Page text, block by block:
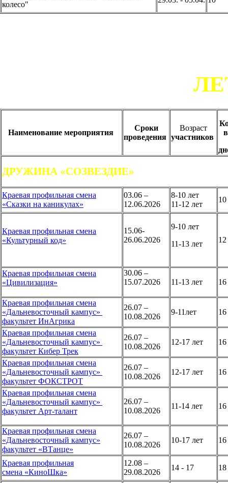
колесо"
Наименование мероприятия
Сроки
проведения
Возраст
участников
ДРУЖИНА «СОЗВЕЗДИЕ»
Краевая профильная смена
«Сказки на каникулах»
03.06 –
12.06.2026
8-10 лет
11-12 лет
Краевая профильная смена
«Культурный код»
15.06-
26.06.2026
9-10 лет
11-13 лет
Краевая профильная смена
«Цивилизация»
30.06 –
15.07.2026
11-13 лет
Краевая профильная смена
«Дальневосточный кампус»
факультет ИнАгрика
26.07 –
10.08.2026
9-11лет
Краевая профильная смена
«Дальневосточный кампус»
факультет Кибер Трек
26.07 –
10.08.2026
12-17 лет 16
Краевая профильная смена
«Дальневосточный кампус»
факультет ФОКСТРОТ
26.07 –
10.08.2026
12-17 лет
Краевая профильная смена
«Дальневосточный кампус»
факультет Арт-талант
26.07 –
10.08.2026
11-14 лет 16
Краевая профильная смена
«Дальневосточный кампус»
факультет «ВТанце»
26.07 –
10.08.2026
10-17 лет
Краевая профильная
смена «КиноШка»
12.08 –
29.08.2026
14 - 17